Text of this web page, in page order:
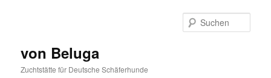
von Beluga
Zuchtstätte für Deutsche Schäferhunde